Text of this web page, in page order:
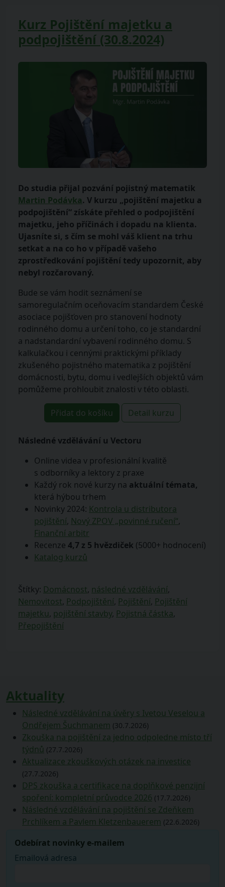
Kurz Pojištění majetku a
podpojištění (30.8.2024)
Do studia přijal pozvání pojistný matematik
Martin Podávka. V kurzu „pojištění majetku a
podpojištění“ získáte přehled o podpojištění
majetku, jeho příčinách i dopadu na klienta.
Ujasníte si, s čím se mohl váš klient na trhu
setkat a na co ho v případě vašeho
zprostředkování pojištění tedy upozornit, aby
nebyl rozčarovaný.
Bude se vám hodit seznámení se
samoregulačním oceňovacím standardem České
asociace pojišťoven pro stanovení hodnoty
rodinného domu a určení toho, co je standardní
a nadstandardní vybavení rodinného domu. S
kalkulačkou i cennými praktickými příklady
zkušeného pojistného matematika z pojištění
domácnosti, bytu, domu i vedlejších objektů vám
pomůžeme prohloubit znalosti v této oblasti.
Přidat do košíku Detail kurzu
Následné vzdělávání u Vectoru
Online videa v profesionální kvalitě
s odborníky a lektory z praxe
Každý rok nové kurzy na aktuální témata,
která hýbou trhem
Novinky 2024: Kontrola u distributora
pojištění, Nový ZPOV „povinné ručení“,
Finanční arbitr
Recenze 4,7 z 5 hvězdiček (5000+ hodnocení)
Katalog kurzů
Štítky: Domácnost, následné vzdělávání,
Nemovitost, Podpojištění, Pojištění, Pojištění
majetku, pojištění stavby, Pojistná částka,
Přepojištění
Aktuality
Následné vzdělávání na úvěry s Ivetou Veselou a
Ondřejem Šuchmanem (30.7.2026)
Zkouška na pojištění za jedno odpoledne místo tří
týdnů (27.7.2026)
Aktualizace zkouškových otázek na investice
(27.7.2026)
DPS zkouška a certifikace na doplňkové penzijní
spoření: kompletní průvodce 2026 (17.7.2026)
Následné vzdělávání na pojištění se Zdeňkem
Prchlíkem a Pavlem Kletzenbauerem (22.6.2026)
Odebírat novinky e-mailem
Emailová adresa